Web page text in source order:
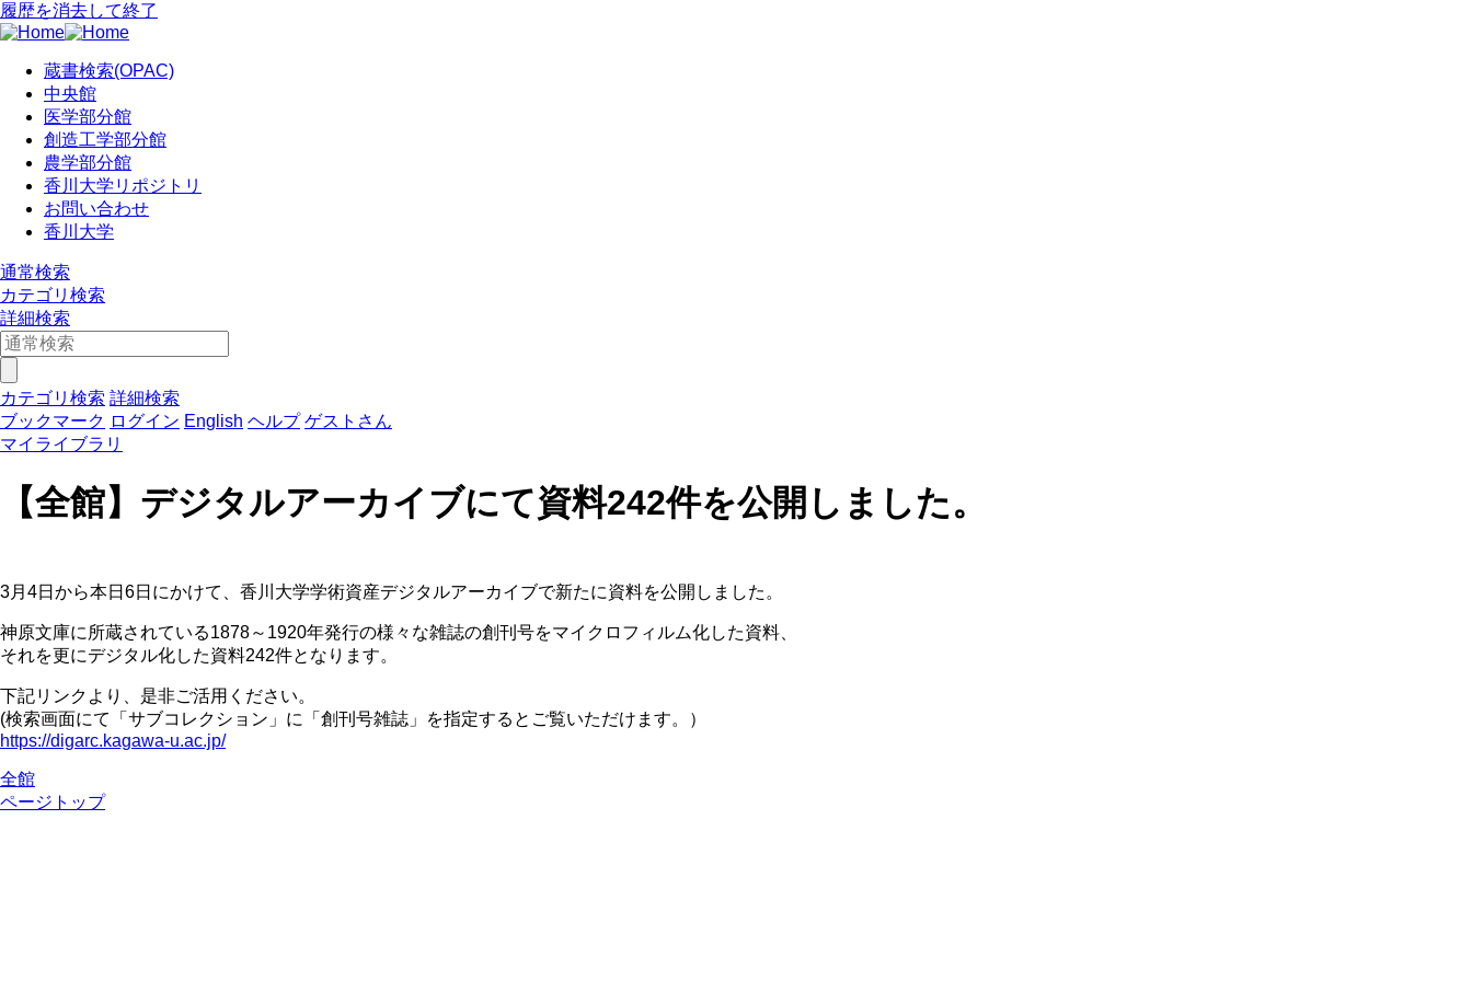
履歴を消去して終了
蔵書検索(OPAC)
中央館
医学部分館
創造工学部分館
農学部分館
香川大学リポジトリ
お問い合わせ
香川大学
通常検索
カテゴリ検索
詳細検索
カテゴリ検索 詳細検索
ブックマーク ログイン English ヘルプ ゲストさん
マイライブラリ
【全館】デジタルアーカイブにて資料242件を公開しました。
3月4日から本日6日にかけて、香川大学学術資産デジタルアーカイブで新たに資料を公開しました。
神原文庫に所蔵されている1878～1920年発行の様々な雑誌の創刊号をマイクロフィルム化した資料、
それを更にデジタル化した資料242件となります。
下記リンクより、是非ご活用ください。
(検索画面にて「サブコレクション」に「創刊号雑誌」を指定するとご覧いただけます。）
https://digarc.kagawa-u.ac.jp/
全館
ページトップ